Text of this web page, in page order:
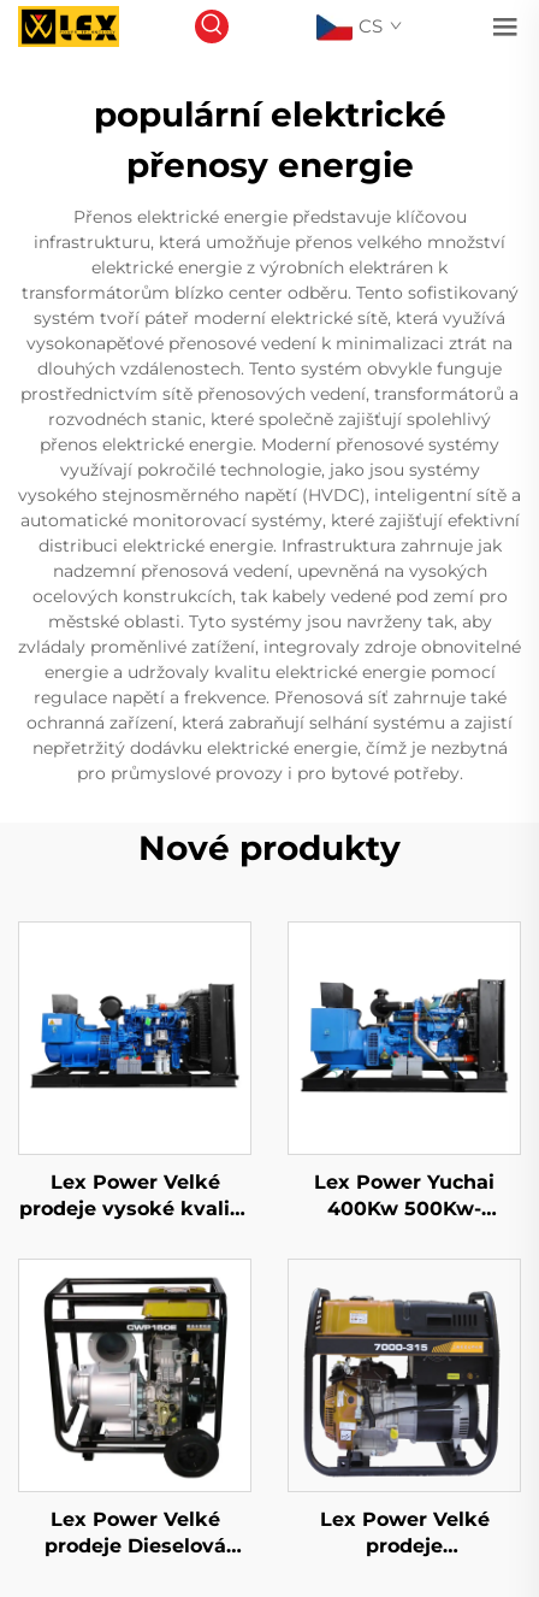
CS
populární elektrické
přenosy energie
Přenos elektrické energie představuje klíčovou
infrastrukturu, která umožňuje přenos velkého množství
elektrické energie z výrobních elektráren k
transformátorům blízko center odběru. Tento sofistikovaný
systém tvoří páteř moderní elektrické sítě, která využívá
vysokonapěťové přenosové vedení k minimalizaci ztrát na
dlouhých vzdálenostech. Tento systém obvykle funguje
prostřednictvím sítě přenosových vedení, transformátorů a
rozvodnéch stanic, které společně zajišťují spolehlivý
přenos elektrické energie. Moderní přenosové systémy
využívají pokročilé technologie, jako jsou systémy
vysokého stejnosměrného napětí (HVDC), inteligentní sítě a
automatické monitorovací systémy, které zajišťují efektivní
distribuci elektrické energie. Infrastruktura zahrnuje jak
nadzemní přenosová vedení, upevněná na vysokých
ocelových konstrukcích, tak kabely vedené pod zemí pro
městské oblasti. Tyto systémy jsou navrženy tak, aby
zvládaly proměnlivé zatížení, integrovaly zdroje obnovitelné
energie a udržovaly kvalitu elektrické energie pomocí
regulace napětí a frekvence. Přenosová síť zahrnuje také
ochranná zařízení, která zabraňují selhání systému a zajistí
nepřetržitý dodávku elektrické energie, čímž je nezbytná
pro průmyslové provozy i pro bytové potřeby.
Nové produkty
Lex Power Velké
prodeje vysoké kvality
dieselový generátor
Lex Power Yuchai
400Kw 500Kw-
generátorový soubor
Vodní chlazení
50/60Hz
Lex Power Velké
prodeje Dieselová
Lex Power Velké
prodeje